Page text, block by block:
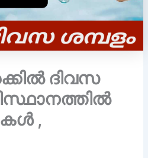
ദിവസ
,